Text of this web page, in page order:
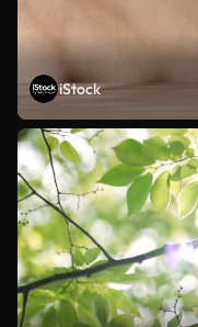
iStock